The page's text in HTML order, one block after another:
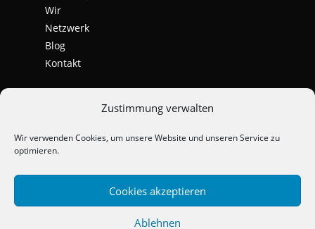
Zustimmung verwalten
Wir verwenden Cookies, um unsere Website und unseren Service zu
optimieren.
Cookies akzeptieren
Ablehnen
Wir
Netzwerk
Blog
Kontakt